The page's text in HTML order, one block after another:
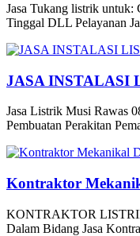
Jasa Tukang listrik untuk:
Tinggal DLL Pelayanan
JASA INSTALASI
Jasa Listrik Musi Rawas
Pembuatan Perakitan
Kontraktor
KONTRAKTOR
Dalam Bidang Jasa